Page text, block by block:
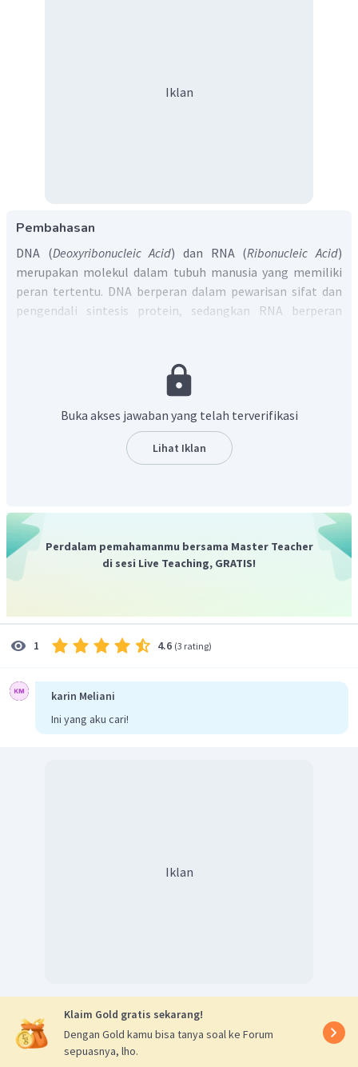
Iklan
Pembahasan
DNA (Deoxyribonucleic Acid) dan RNA (Ribonucleic Acid)
merupakan molekul dalam tubuh manusia yang memiliki
peran tertentu. DNA berperan dalam pewarisan sifat dan
pengendali sintesis protein, sedangkan RNA berperan
Berdasarkan tabel tersebut, pernyataan yang benar
pada soal ditunjukkan oleh nomor 1 dan 3.
Buka akses jawaban yang telah terverifikasi
Lihat Iklan
Perdalam pemahamanmu bersama Master Teacher
di sesi Live Teaching, GRATIS!
1 4.6 (3 rating)
karin Meliani
Ini yang aku cari!
Iklan
Klaim Gold gratis sekarang!
Dengan Gold kamu bisa tanya soal ke Forum
sepuasnya, lho.